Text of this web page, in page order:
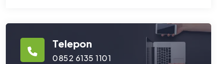
Telepon
0852 6135 1101